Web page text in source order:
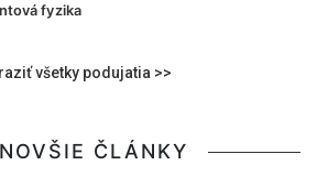
fyzika
všetky podujatia >>
ČLÁNKY